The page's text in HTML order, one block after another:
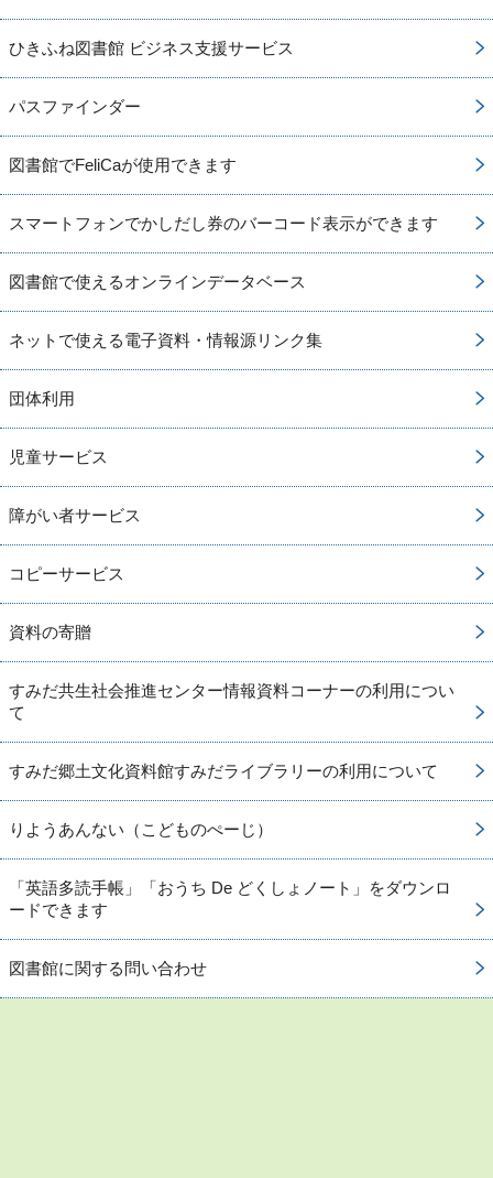
ひきふね図書館 ビジネス支援サービス
パスファインダー
図書館でFeliCaが使用できます
スマートフォンでかしだし券のバーコード表示ができます
図書館で使えるオンラインデータベース
ネットで使える電子資料・情報源リンク集
団体利用
児童サービス
障がい者サービス
コピーサービス
資料の寄贈
すみだ共生社会推進センター情報資料コーナーの利用につい
て
すみだ郷土文化資料館すみだライブラリーの利用について
りようあんない（こどものぺーじ）
「英語多読手帳」「おうち De どくしょノート」をダウンロ
ードできます
図書館に関する問い合わせ